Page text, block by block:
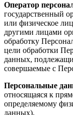
Оператор
государственный
или физическое
другими лицами
обработку
цели обработки
данных,
совершаемые с
Персональные
относящаяся к
определяемому
данных).